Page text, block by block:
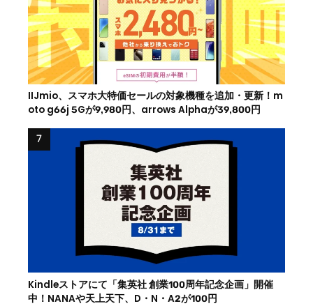
IIJmio、スマホ大特価セールの対象機種を追加・更新！m
oto g66j 5Gが9,980円、arrows Alphaが39,800円
Kindleストアにて「集英社 創業100周年記念企画」開催
中！NANAや天上天下、D・N・A2が100円